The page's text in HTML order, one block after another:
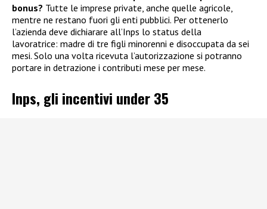
bonus? Tutte le imprese private, anche quelle agricole,
mentre ne restano fuori gli enti pubblici. Per ottenerlo
l’azienda deve dichiarare all’Inps lo status della
lavoratrice: madre di tre figli minorenni e disoccupata da sei
mesi. Solo una volta ricevuta l’autorizzazione si potranno
portare in detrazione i contributi mese per mese.
Inps, gli incentivi under 35